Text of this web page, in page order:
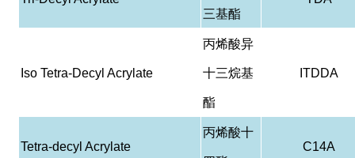
三基酯
Iso Tetra-Decyl Acrylate
丙烯酸异
十三烷基
酯
ITDDA
Tetra-decyl Acrylate
丙烯酸十
C14A